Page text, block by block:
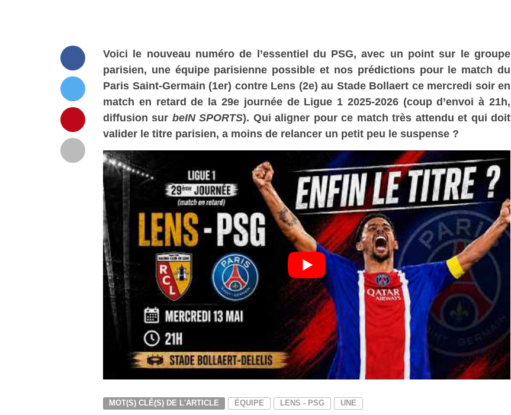
Voici le nouveau numéro de l’essentiel du PSG, avec un point sur le groupe
parisien, une équipe parisienne possible et nos prédictions pour le match du
Paris Saint-Germain (1er) contre Lens (2e) au Stade Bollaert ce mercredi soir en
match en retard de la 29e journée de Ligue 1 2025-2026 (coup d’envoi à 21h,
diffusionsur beIN SPORTS). Qui aligner pour ce match très attendu et qui doit
valider le titre parisien, a moins de relancer un petit peu le suspense ?
MOT(S) CLÉ(S) DE L'ARTICLE ÉQUIPE LENS - PSG UNE